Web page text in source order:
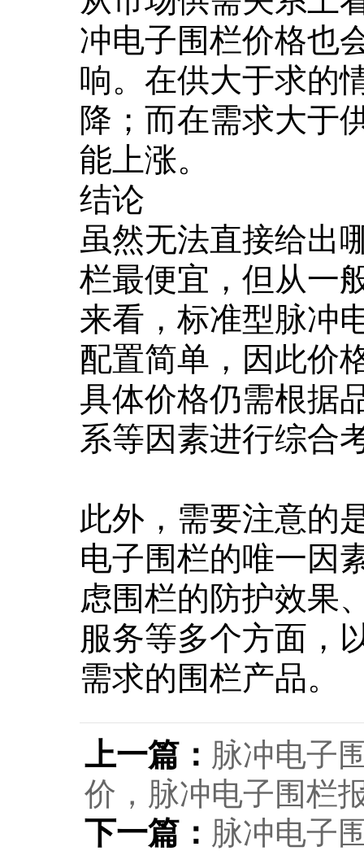
冲电子围栏价格也
响。在供大于求的
降；而在需求大于
能上涨。
结论
虽然无法直接给出
栏最便宜，但从一
来看，标准型脉冲
配置简单，因此价
具体价格仍需根据
系等因素进行综合
此外，需要注意的
电子围栏的唯一因
虑围栏的防护效果
服务等多个方面，
需求的围栏产品。
上一篇： 脉冲电子
价，脉冲电子围栏
下一篇： 脉冲电子